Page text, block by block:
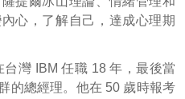
心，了解自己，達成心理期
灣 IBM 任職 18 年，最後當
的總經理。他在 50 歲時報考